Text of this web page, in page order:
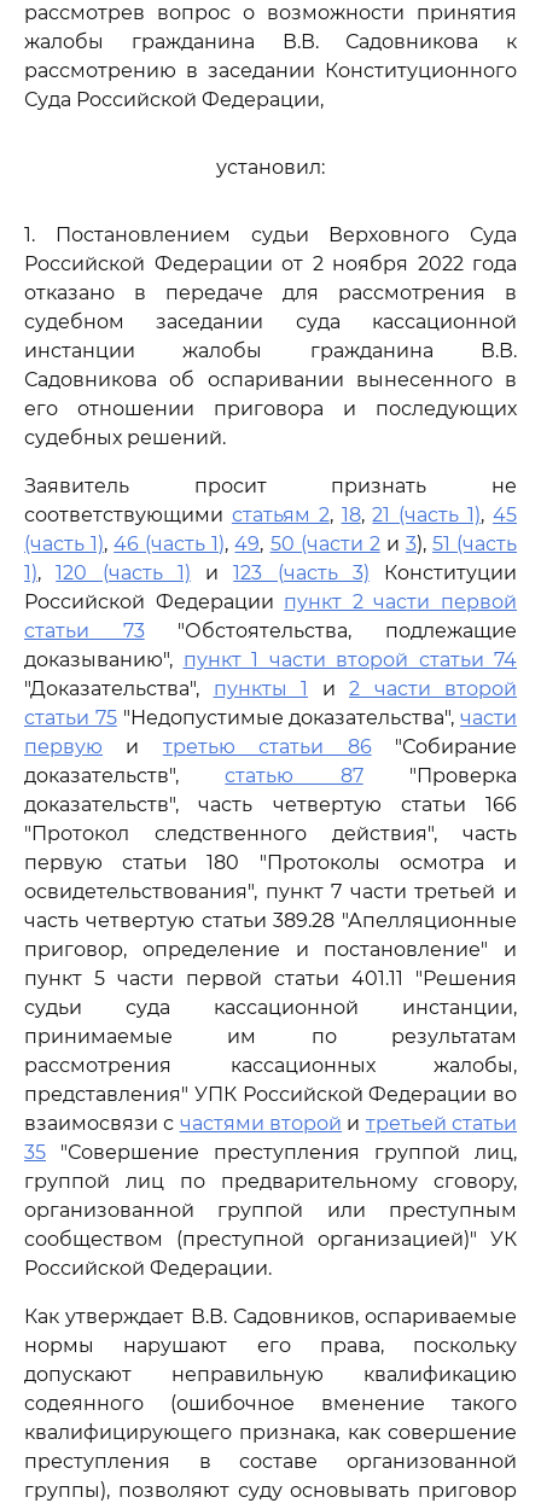
рассмотрев вопрос о возможности принятия
жалобы гражданина В.В. Садовникова к
рассмотрению в заседании Конституционного
Суда Российской Федерации,
установил:
1. Постановлением судьи Верховного Суда
Российской Федерации от 2 ноября 2022 года
отказано в передаче для рассмотрения в
судебном заседании суда кассационной
инстанции жалобы гражданина В.В.
Садовникова об оспаривании вынесенного в
его отношении приговора и последующих
судебных решений.
Заявитель просит признать не
соответствующими статьям 2, 18,21 (часть 1),45
(часть 1),46 (часть 1),49, 50 (части 2и 3), 51 (часть
1),120 (часть 1) и123 (часть 3) Конституции
Российской Федерации пункт 2 части первой
статьи 73"Обстоятельства, подлежащие
доказыванию", пункт 1 части второй статьи 74
"Доказательства", пункты 1 и 2 части второй
статьи 75"Недопустимые доказательства", части
первую и третью статьи 86"Собирание
доказательств",статью 87"Проверка
доказательств", часть четвертую статьи 166
"Протокол следственного действия", часть
первую статьи 180 "Протоколы осмотра и
освидетельствования", пункт 7 части третьей и
часть четвертую статьи 389.28 "Апелляционные
приговор, определение и постановление" и
пункт 5 части первой статьи 401.11 "Решения
судьи суда кассационной инстанции,
принимаемые им по результатам
рассмотрения кассационных жалобы,
представления" УПК Российской Федерации во
взаимосвязи с частями второй и третьей статьи
35 "Совершение преступления группой лиц,
группой лиц по предварительному сговору,
организованной группой или преступным
сообществом (преступной организацией)" УК
Российской Федерации.
Как утверждает В.В. Садовников, оспариваемые
нормы нарушают его права, поскольку
допускают неправильную квалификацию
содеянного (ошибочное вменение такого
квалифицирующего признака, как совершение
преступления в составе организованной
группы), позволяют суду основывать приговор